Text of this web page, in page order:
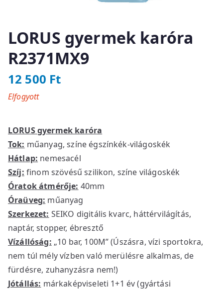
LORUS gyermek karóra
R2371MX9
12 500 Ft
LORUS gyermek karóra
Tok: műanyag, színe égszínkék-világoskék
Hátlap: nemesacél
Szíj: finom szövésű szilikon, színe világoskék
Óratok átmérője: 40mm
Óraüveg: műanyag
Szerkezet: SEIKO digitális kvarc, háttérvilágítás,
naptár, stopper, ébresztő
Vízállóság: „10 bar, 100M” (Úszásra, vízi sportokra,
nem túl mély vízben való merülésre alkalmas, de
fürdésre, zuhanyzásra nem!)
Jótállás: márkaképviseleti 1+1 év (gyártási
Elfogyott